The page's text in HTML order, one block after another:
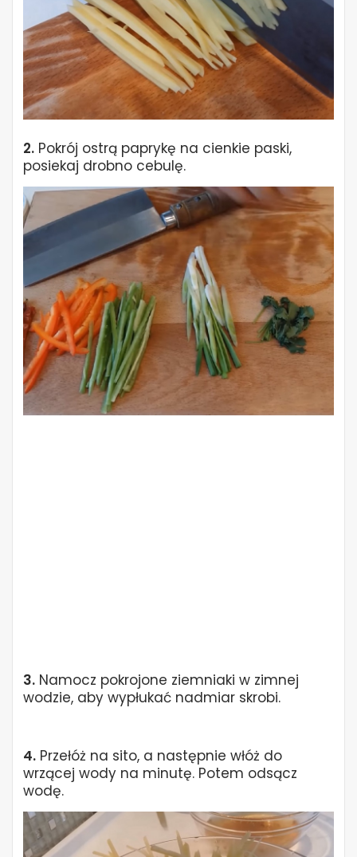
2. Pokrój ostrą paprykę na cienkie paski,
posiekaj drobno cebulę.
3. Namocz pokrojone ziemniaki w zimnej
wodzie, aby wypłukać nadmiar skrobi.
4. Przełóż na sito, a następnie włóż do
wrzącej wody na minutę. Potem odsącz
wodę.